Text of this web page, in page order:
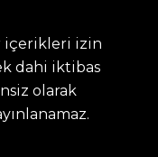
içerikleri izin
dahi iktibas
olarak